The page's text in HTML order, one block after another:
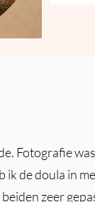
Fotografie
ik de doula in
zeer